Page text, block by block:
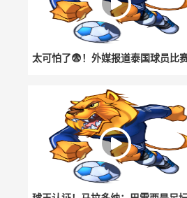
太可怕了😨！外媒报道泰国球员比